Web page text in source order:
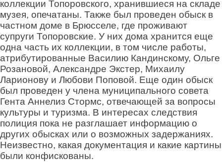
коллекции Топоровского, хранившиеся на складе
музея, опечатаны. Также был проведен обыск в
частном доме в Брюсселе, где проживают
супруги Топоровские. У них дома хранится еще
одна часть их коллекции, в том числе работы,
атрибутированные Василию Кандинскому, Ольге
Розановой, Александре Экстер, Михаилу
Ларионову и Любови Поповой. Еще один обыск
был проведен у члена муниципального совета
Гента Аннелиз Стормс, отвечающей за вопросы
культуры и туризма. В интересах следствия
полиция пока не разглашает информацию о
других обысках или о возможных задержаниях.
Неизвестно, какая документация и какие картины
были конфискованы.